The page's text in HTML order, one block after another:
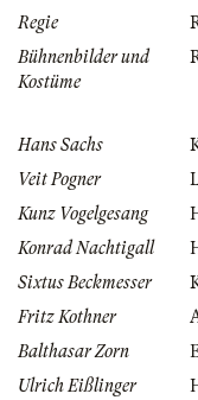
Regie
Bühnenbilder und
Kostüme
Hans Sachs
Veit Pogner
Kunz Vogelgesang
Konrad Nachtigall
Sixtus Beckmesser
Fritz Kothner
Balthasar Zorn
Ulrich Eißlinger